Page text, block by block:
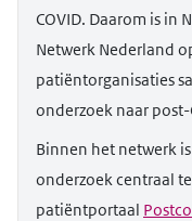
COVID. Daarom is in
Netwerk Nederland
patiëntorganisaties
onderzoek naar post-
Binnen het netwerk
onderzoek centraal
patiëntportaal